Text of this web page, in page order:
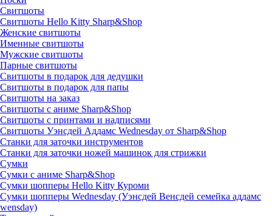
Свитшоты
Cвитшоты Hello Kitty Sharp&Shop
Женские свитшоты
Именные свитшоты
Мужские свитшоты
Парные свитшоты
Свитшоты в подарок для дедушки
Свитшоты в подарок для папы
Свитшоты на заказ
Свитшоты с аниме Sharp&Shop
Свитшоты с принтами и надписями
Свитшоты Уэнсдей Аддамс Wednesday от Sharp&Shop
Станки для заточки инструментов
Станки для заточки ножей машинок для стрижки
Сумки
Сумки с аниме Sharp&Shop
Сумки шопперы Hello Kitty Куроми
Сумки шопперы Wednesday (Уэнсдей Венсдей семейка аддамс
wensday)